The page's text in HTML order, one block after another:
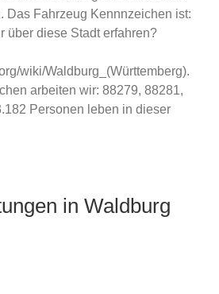
. Das Fahrzeug Kennnzeichen ist:
über diese Stadt erfahren?
wiki/Waldburg_(Württemberg).
arbeiten wir: 88279, 88281,
Personen leben in dieser
in Waldburg